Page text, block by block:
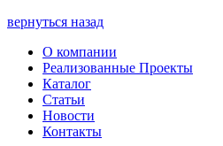
вернуться назад
О компании
Реализованные Проекты
Каталог
Статьи
Новости
Контакты